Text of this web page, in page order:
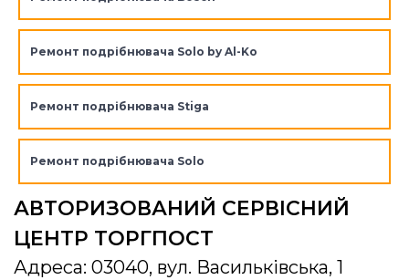
Ремонт подрібнювача Solo by Al-Ko
Ремонт подрібнювача Stiga
Ремонт подрібнювача Solo
АВТОРИЗОВАНИЙ СЕРВІСНИЙ
ЦЕНТР ТОРГПОСТ
Адреса: 03040, вул. Васильківська, 1